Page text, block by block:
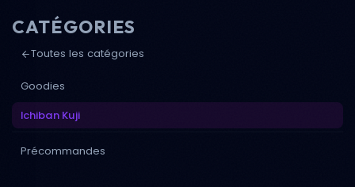
CATÉGORIES
Toutes les catégories
Goodies
Ichiban Kuji
Précommandes